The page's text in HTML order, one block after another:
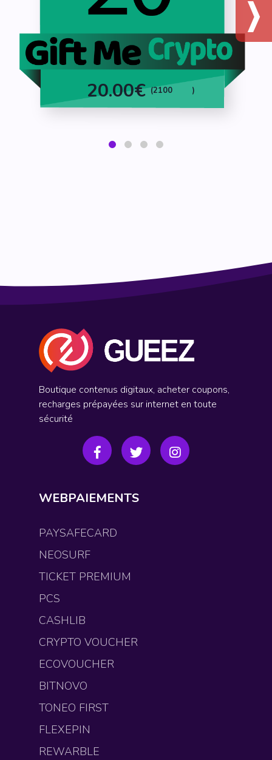
20.00€ (2100 )
Boutique contenus digitaux, acheter coupons,
recharges prépayées sur internet en toute
sécurité
WEBPAIEMENTS
PAYSAFECARD
NEOSURF
TICKET PREMIUM
PCS
CASHLIB
CRYPTO VOUCHER
ECOVOUCHER
BITNOVO
TONEO FIRST
FLEXEPIN
REWARBLE